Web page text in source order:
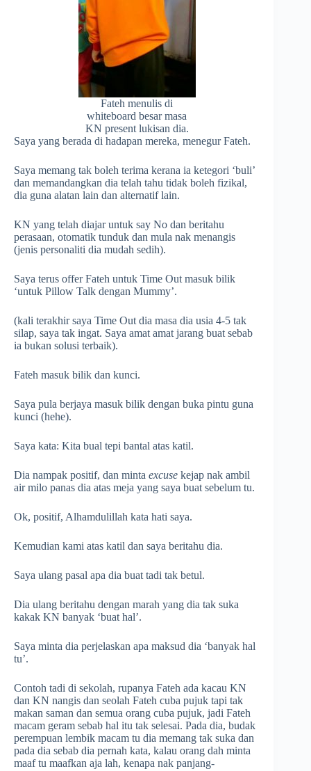
Fateh menulis di
whiteboard besar masa
KN present lukisan dia.
Saya yang berada di hadapan mereka, menegur Fateh.
Saya memang tak boleh terima kerana ia ketegori ‘buli’
dan memandangkan dia telah tahu tidak boleh fizikal,
dia guna alatan lain dan alternatif lain.
KN yang telah diajar untuk say No dan beritahu
perasaan, otomatik tunduk dan mula nak menangis
(jenis personaliti dia mudah sedih).
Saya terus offer Fateh untuk Time Out masuk bilik
‘untuk Pillow Talk dengan Mummy’.
(kali terakhir saya Time Out dia masa dia usia 4-5 tak
silap, saya tak ingat. Saya amat amat jarang buat sebab
ia bukan solusi terbaik).
Fateh masuk bilik dan kunci.
Saya pula berjaya masuk bilik dengan buka pintu guna
kunci (hehe).
Saya kata: Kita bual tepi bantal atas katil.
Dia nampak positif, dan minta excuse kejap nak ambil
air milo panas dia atas meja yang saya buat sebelum tu.
Ok, positif, Alhamdulillah kata hati saya.
Kemudian kami atas katil dan saya beritahu dia.
Saya ulang pasal apa dia buat tadi tak betul.
Dia ulang beritahu dengan marah yang dia tak suka
kakak KN banyak ‘buat hal’.
Saya minta dia perjelaskan apa maksud dia ‘banyak hal
tu’.
Contoh tadi di sekolah, rupanya Fateh ada kacau KN
dan KN nangis dan seolah Fateh cuba pujuk tapi tak
makan saman dan semua orang cuba pujuk, jadi Fateh
macam geram sebab hal itu tak selesai. Pada dia, budak
perempuan lembik macam tu dia memang tak suka dan
pada dia sebab dia pernah kata, kalau orang dah minta
maaf tu maafkan aja lah, kenapa nak panjang-